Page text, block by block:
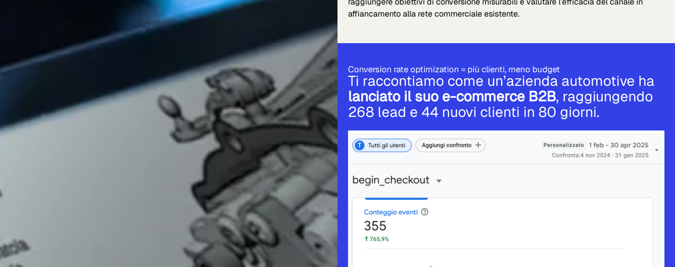
affiancamento alla rete commerciale esistente.
Conversion rate optimization = più clienti, meno budget
Ti raccontiamo come un’azienda automotive ha
lanciato il suo e-commerce B2B, raggiungendo
268 lead e 44 nuovi clienti in 80 giorni.